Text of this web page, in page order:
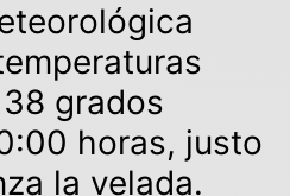
grados
horas, justo
la velada.